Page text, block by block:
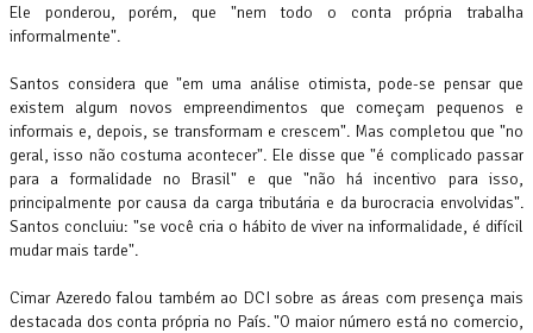
Ele ponderou, porém, que "nem todo o conta própria trabalha
informalmente".
Santos considera que "em uma análise otimista, pode-se pensar que
existem algum novos empreendimentos que começam pequenos e
informais e, depois, se transformam e crescem". Mas completou que "no
geral, isso não costuma acontecer". Ele disse que "é complicado passar
para a formalidade no Brasil" e que "não há incentivo para isso,
principalmente por causa da carga tributária e da burocracia envolvidas".
Santos concluiu: "se você cria o hábito de viver na informalidade, é difícil
mudar mais tarde".
Cimar Azeredo falou também ao DCI sobre as áreas com presença mais
destacada dos conta própria no País. "O maior número está no comercio,